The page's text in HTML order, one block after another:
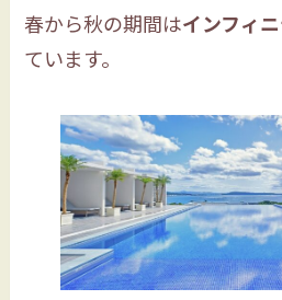
春から秋の期間はインフィ
ています。